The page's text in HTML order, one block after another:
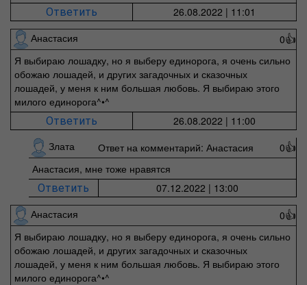
Ответить
26.08.2022 | 11:01
Анастасия
0👍
Я выбираю лошадку, но я выберу единорога, я очень сильно
обожаю лошадей, и других загадочных и сказочных
лошадей, у меня к ним большая любовь. Я выбираю этого
милого единорога^•^
Ответить
26.08.2022 | 11:00
Злата
Ответ на комментарий: Анастасия 0👍
Анастасия, мне тоже нравятся
Ответить
07.12.2022 | 13:00
Анастасия
0👍
Я выбираю лошадку, но я выберу единорога, я очень сильно
обожаю лошадей, и других загадочных и сказочных
лошадей, у меня к ним большая любовь. Я выбираю этого
милого единорога^•^